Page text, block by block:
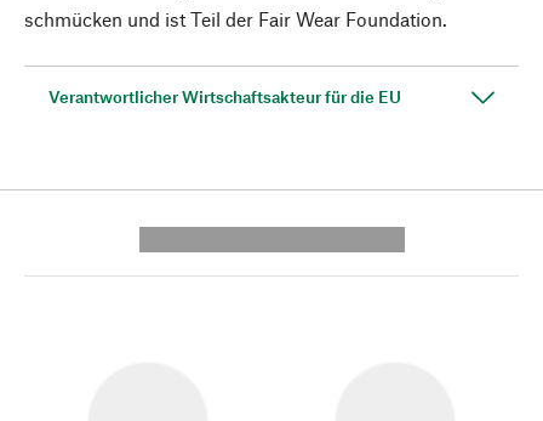
schmücken und ist Teil der Fair Wear Foundation.
Verantwortlicher Wirtschaftsakteur für die EU